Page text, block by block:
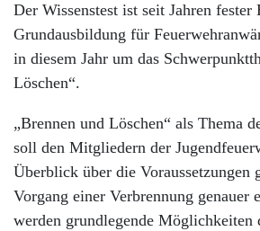
Der Wissenstest ist seit Jahren fester
Grundausbildung für
in diesem Jahr um das
Löschen“.
„Brennen und Löschen“ als Thema
soll den Mitgliedern der
Überblick über die Voraussetzungen
Vorgang einer Verbrennung genauer
werden grundlegende Möglichkeiten